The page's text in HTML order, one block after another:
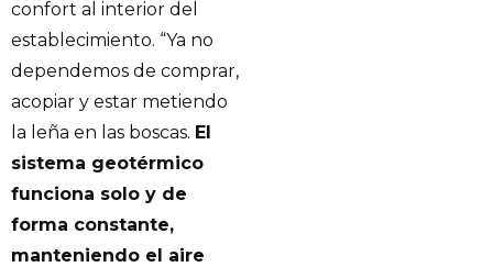
confort al interior del
establecimiento. “Ya no
dependemos de comprar,
acopiar y estar metiendo
la leña en las boscas. El
sistema geotérmico
funciona solo y de
forma constante,
manteniendo el aire